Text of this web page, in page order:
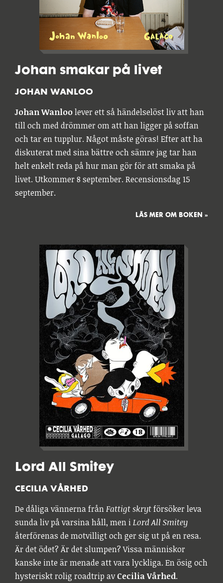
Johan smakar på livet
JOHAN WANLOO
Johan Wanloolever ett så händelselöst liv att han
till och med drömmer om att han ligger på soffan
och tar en tupplur. Något måste göras! Efter att ha
diskuterat med sina bättre och sämre jag tar han
helt enkelt reda på hur man gör för att smaka på
livet. Utkommer 8 september. Recensionsdag 15
september.
LÄS MER OM BOKEN »
Lord All Smitey
CECILIA VÅRHED
De dåliga vännerna frånFattigt skrytförsöker leva
sunda liv på varsina håll, men iLord All Smitey
återförenas de motvilligt och ger sig ut på en resa.
Är det ödet? Är det slumpen? Vissa människor
kanske inte är menade att vara lyckliga. En ösig och
hysteriskt rolig roadtrip avCecilia Vårhed.